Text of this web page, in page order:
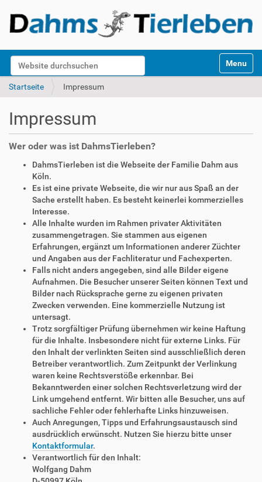
Website durchsuchen
k
Toggle
Startseite Impressum
Impressum
Wer oder was ist DahmsTierleben?
DahmsTierleben ist die Webseite der Familie Dahm aus
Köln.
Es ist eine private Webseite, die wir nur aus Spaß an der
Sache erstellt haben. Es besteht keinerlei kommerzielles
Interesse.
Alle Inhalte wurden im Rahmen privater Aktivitäten
zusammengetragen. Sie stammen aus eigenen
Erfahrungen, ergänzt um Informationen anderer Züchter
und Angaben aus der Fachliteratur und Fachexperten.
Falls nicht anders angegeben, sind alle Bilder eigene
Aufnahmen. Die Besucher unserer Seiten können Text und
Bilder nach Rücksprache gerne zu eigenen privaten
Zwecken verwenden. Eine kommerzielle Nutzung ist
untersagt.
Trotz sorgfältiger Prüfung übernehmen wir keine Haftung
für die Inhalte. Insbesondere nicht für externe Links. Für
den Inhalt der verlinkten Seiten sind ausschließlich deren
Betreiber verantwortlich. Zum Zeitpunkt der Verlinkung
waren keine Rechtsverstöße erkennbar. Bei
Bekanntwerden einer solchen Rechtsverletzung wird der
Link umgehend entfernt. Wir bitten alle Besucher, uns auf
sachliche Fehler oder fehlerhafte Links hinzuweisen.
Auch Anregungen, Tipps und Erfahrungsaustausch sind
ausdrücklich erwünscht. Nutzen Sie hierzu bitte unser
Kontaktformular.
Verantwortlich für den Inhalt:
Wolfgang Dahm